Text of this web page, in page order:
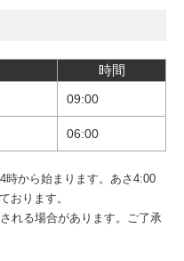
時間
09:00
06:00
時から始まります。あさ4:00
おります。
れる場合があります。ご了承